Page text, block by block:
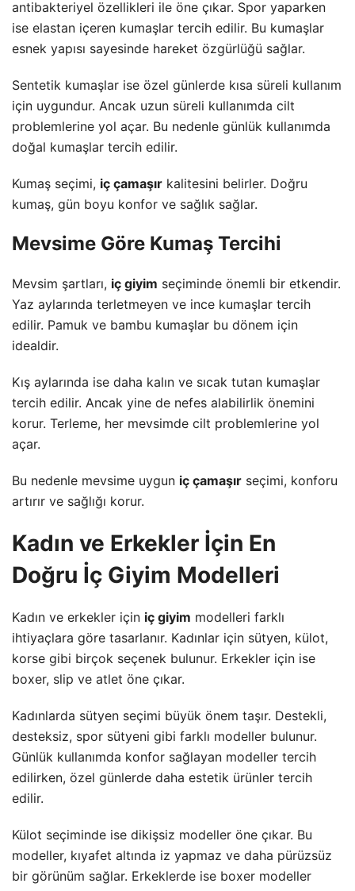
antibakteriyel özellikleri ile öne çıkar. Spor yaparken
ise elastan içeren kumaşlar tercih edilir. Bu kumaşlar
esnek yapısı sayesinde hareket özgürlüğü sağlar.
Sentetik kumaşlar ise özel günlerde kısa süreli kullanım
için uygundur. Ancak uzun süreli kullanımda cilt
problemlerine yol açar. Bu nedenle günlük kullanımda
doğal kumaşlar tercih edilir.
Kumaş seçimi, iç çamaşır kalitesini belirler. Doğru
kumaş, gün boyu konfor ve sağlık sağlar.
Mevsime Göre Kumaş Tercihi
Mevsim şartları, iç giyim seçiminde önemli bir etkendir.
Yaz aylarında terletmeyen ve ince kumaşlar tercih
edilir. Pamuk ve bambu kumaşlar bu dönem için
idealdir.
Kış aylarında ise daha kalın ve sıcak tutan kumaşlar
tercih edilir. Ancak yine de nefes alabilirlik önemini
korur. Terleme, her mevsimde cilt problemlerine yol
açar.
Bu nedenle mevsime uygun iç çamaşır seçimi, konforu
artırır ve sağlığı korur.
Kadın ve Erkekler İçin En
Doğru İç Giyim Modelleri
Kadın ve erkekler için iç giyim modelleri farklı
ihtiyaçlara göre tasarlanır. Kadınlar için sütyen, külot,
korse gibi birçok seçenek bulunur. Erkekler için ise
boxer, slip ve atlet öne çıkar.
Kadınlarda sütyen seçimi büyük önem taşır. Destekli,
desteksiz, spor sütyeni gibi farklı modeller bulunur.
Günlük kullanımda konfor sağlayan modeller tercih
edilirken, özel günlerde daha estetik ürünler tercih
edilir.
Külot seçiminde ise dikişsiz modeller öne çıkar. Bu
modeller, kıyafet altında iz yapmaz ve daha pürüzsüz
bir görünüm sağlar. Erkeklerde ise boxer modeller